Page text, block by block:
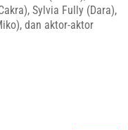
Sylvia Fully (Dara),
dan aktor-aktor